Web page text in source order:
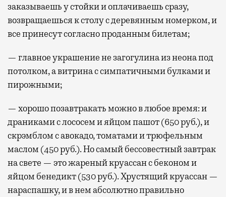
заказываешь у стойки и оплачиваешь сразу,
возвращаешься к столу с деревянным номерком, и
все принесут согласно проданным билетам;
— главное украшение не загогулина из неона под
потолком, а витрина с симпатичными булками и
пирожными;
— хорошо позавтракать можно в любое время: и
драниками с лососем и яйцом пашот (650 руб.), и
скрэмблом с авокадо, томатами и трюфельным
маслом (450 руб.). Но самый бессовестный завтрак
на свете — это жареный круассан с беконом и
яйцом бенедикт (530 руб.). Хрустящий круассан —
нараспашку, и в нем абсолютно правильно